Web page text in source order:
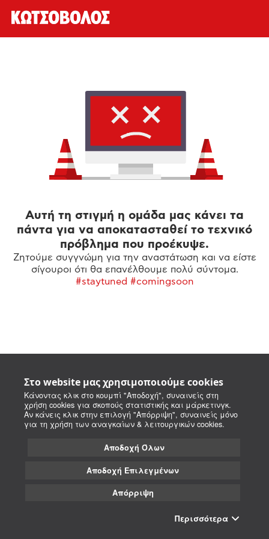
Στο website μας χρησιμοποιούμε cookies
Κάνοντας κλικ στο κουμπί "Αποδοχή", συναινείς στη
χρήση cookies για σκοπούς στατιστικής και μάρκετινγκ.
Αν κάνεις κλικ στην επιλογή "Απόρριψη", συναινείς μόνο
για τη χρήση των αναγκαίων & λειτουργικών cookies.
Αποδοχή Όλων
Αποδοχή Επιλεγμένων
Απόρριψη
Περισσότερα
Αυτή τη στιγμή η ομάδα μας κάνει τα
πάντα για να αποκατασταθεί το τεχνικό
πρόβλημα που προέκυψε.
Ζητούμε συγγνώμη για την αναστάτωση και να είστε
σίγουροι ότι θα επανέλθουμε πολύ σύντομα.
#staytuned #comingsoon